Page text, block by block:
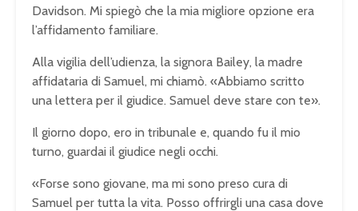
Davidson. Mi spiegò che la mia migliore opzione era
l’affidamento familiare.
Alla vigilia dell’udienza, la signora Bailey, la madre
affidataria di Samuel, mi chiamò. «Abbiamo scritto
una lettera per il giudice. Samuel deve stare con te».
Il giorno dopo, ero in tribunale e, quando fu il mio
turno, guardai il giudice negli occhi.
«Forse sono giovane, ma mi sono preso cura di
Samuel per tutta la vita. Posso offrirgli una casa dove